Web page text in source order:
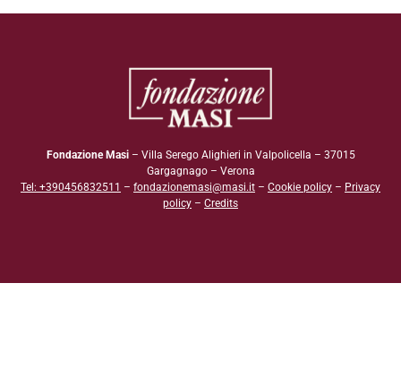
Fondazione Masi– Villa Serego Alighieri in Valpolicella – 37015
Gargagnago – Verona
Tel: +390456832511 – fondazionemasi@masi.it – Cookie policy – Privacy
policy – Credits